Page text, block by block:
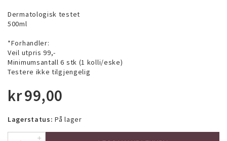
Dermatologisk testet
500ml
*Forhandler:
Veil utpris 99,-
Minimumsantall 6 stk (1 kolli/eske)
Testere ikke tilgjengelig
kr99,00
Lagerstatus: På lager